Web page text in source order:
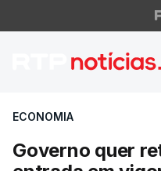
Governo
ECONOMIA
Governo quer